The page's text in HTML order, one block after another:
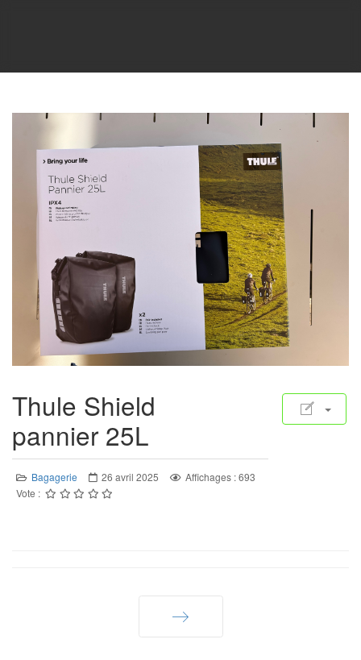
Thule Shield
pannier 25L
Bagagerie 26 avril 2025
Affichages : 693
Vote :